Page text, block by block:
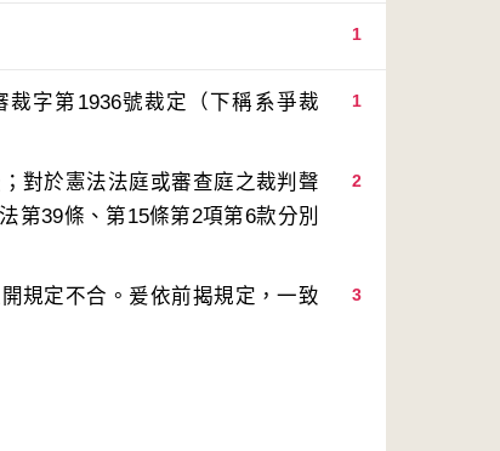
1
1
字第1936號裁定（下稱系爭裁
2
對於憲法法庭或審查庭之裁判聲
第39條、第15條第2項第6款分別
3
規定不合。爰依前揭規定，一致